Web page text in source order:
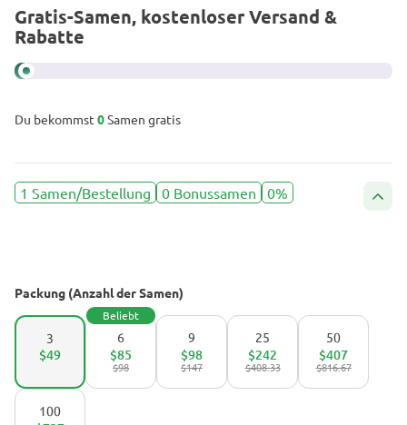
Gratis-Samen, kostenloser Versand &
Rabatte
Du bekommst 0Samen gratis
1 Samen/Bestellung 0 Bonussamen 0%
Packung (Anzahl der Samen)
3
$49
6
Beliebt
$98
$85
9
$147
$98
25
$408.33
$242
50
$816.67
$407
100